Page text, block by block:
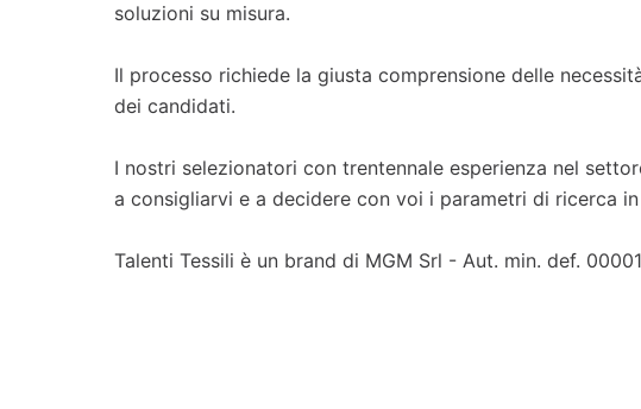
soluzioni su misura.
Il processo richiede la giusta comprensione delle
dei candidati.
I nostri selezionatori con trentennale esperienza nel
a consigliarvi e a decidere con voi i parametri di ricerca
Talenti Tessili è un brand di MGM Srl - Aut. min. def.